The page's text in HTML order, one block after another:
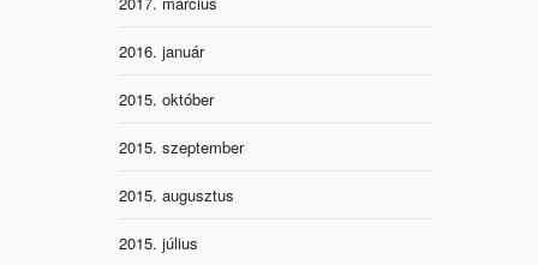
2016. január
2015. október
2015. szeptember
2015. augusztus
2015. július